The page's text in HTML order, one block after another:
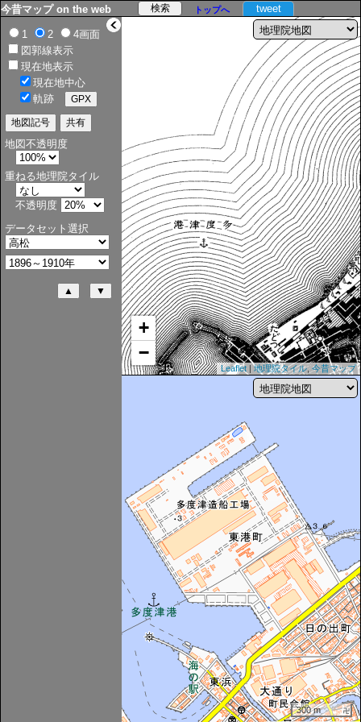
> tweet
今昔マップ on the web トップへ
+
−
Leaflet |地理院タイル, 今昔マップ
300 m
1 2
4画面
図郭線表示
現在地表示
現在地中心
軌跡
地図不透明度
重ねる地理院タイル
不透明度
データセット選択